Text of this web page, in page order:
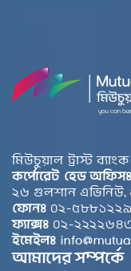
মিউচুয়াল ট্রাস্ট
কর্পোরেট হেড অফিসঃ
২৬ গুলশান এভিনিউ,
ফোনঃ ০২-
ফ্যাক্সঃ ০২-
ইমেইলঃ
আমাদের সম্পর্কে